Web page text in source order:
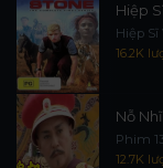
Hiệp
Hiệp Sĩ
16.2K
Nỗ
Phim
12.7K